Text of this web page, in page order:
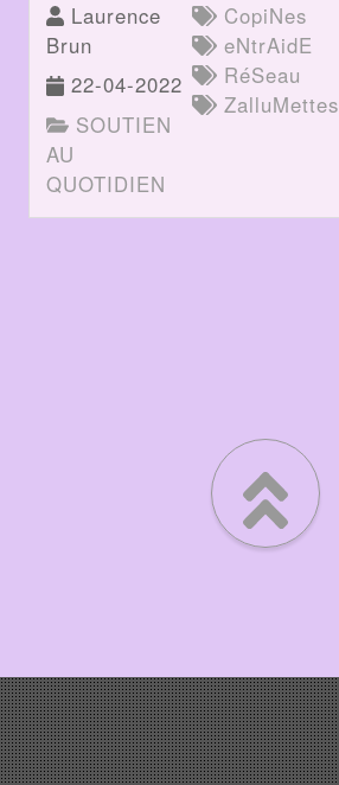
Laurence
Brun
22-04-2022
SOUTIEN
AU
QUOTIDIEN
CopiNes
eNtrAidE
RéSeau
ZalluMettes